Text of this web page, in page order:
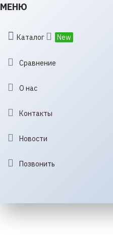
МЕНЮ
Каталог New
Сравнение
О нас
Контакты
Новости
Позвонить